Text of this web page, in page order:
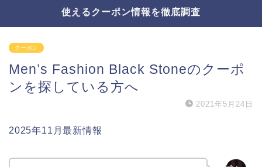
使えるクーポン情報を徹底調査
クーポン
Men’s Fashion Black Stoneのクーポ
ンを探している方へ
2021年5月24日
2025年11月最新情報